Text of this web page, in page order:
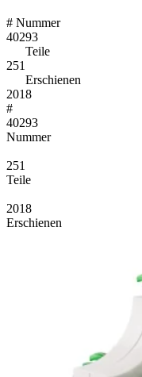
# Nummer
40293
Teile
251
Erschienen
2018
#
40293
Nummer
251
Teile
2018
Erschienen